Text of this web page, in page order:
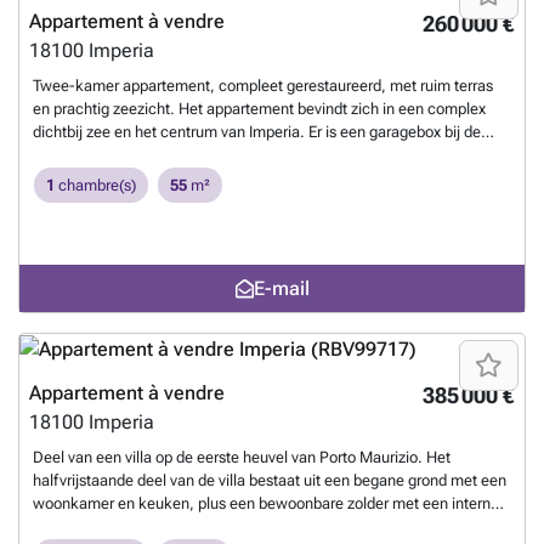
in elke kamer Het appartement is volledig gerenoveerd met
hoogwaardige materialen, waaronder ramen, vloeren, systemen en
moderne verwarmings- en ventilatiesystemen. Het eigentijdse,
minimalistische ontwerp wordt aangevuld door uitzonderlijk natuurlijk
licht in elke kamer. Meubilair kan worden meegenomen in de verkoop.
De condominiumkosten zijn laag en het gebouw heeft geen lift.En
260 000 €
Appartement à vendre
18100 Imperia
Twee-kamer appartement, compleet gerestaureerd, met ruim terras
en prachtig zeezicht. Het appartement bevindt zich in een complex
dichtbij zee en het centrum van Imperia. Er is een garagebox bij de
1 chambre(s) 55 m²
E-mail
385 000 €
Appartement à vendre
18100 Imperia
Deel van een villa op de eerste heuvel van Porto Maurizio. Het
halfvrijstaande deel van de villa bestaat uit een begane grond met een
woonkamer en keuken, plus een bewoonbare zolder met een interne